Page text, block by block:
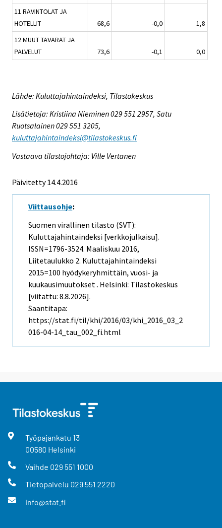
11 RAVINTOLAT JA
HOTELLIT
68,6 -0,0
1,8
12 MUUT TAVARAT JA
PALVELUT
73,6 -0,1 0,0
Lähde: Kuluttajahintaindeksi, Tilastokeskus
Lisätietoja: Kristiina Nieminen 029 551 2957, Satu
Ruotsalainen 029 551 3205,
kuluttajahintaindeksi@tilastokeskus.fi
Vastaava tilastojohtaja: Ville Vertanen
Päivitetty 14.4.2016
Viittausohje:
Suomen virallinen tilasto (SVT):
Kuluttajahintaindeksi [verkkojulkaisu].
ISSN=1796-3524. Maaliskuu 2016,
Liitetaulukko 2. Kuluttajahintaindeksi
2015=100 hyödykeryhmittäin, vuosi- ja
kuukausimuutokset . Helsinki: Tilastokeskus
[viitattu: 8.8.2026].
Saantitapa:
https://stat.fi/til/khi/2016/03/khi_2016_03_2
016-04-14_tau_002_fi.html
Työpajankatu 13
00580 Helsinki
Vaihde 029 551 1000
Tietopalvelu 029 551 2220
info@stat.fi